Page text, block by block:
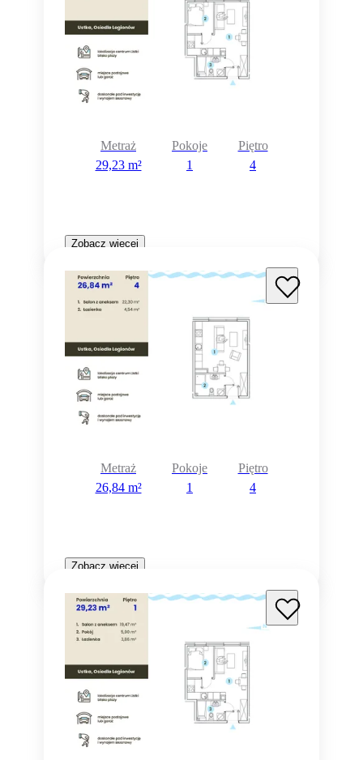
Metraż
29,23 m²
Pokoje
1
Piętro
4
Zobacz więcej
Metraż
26,84 m²
Pokoje
1
Piętro
4
Zobacz więcej